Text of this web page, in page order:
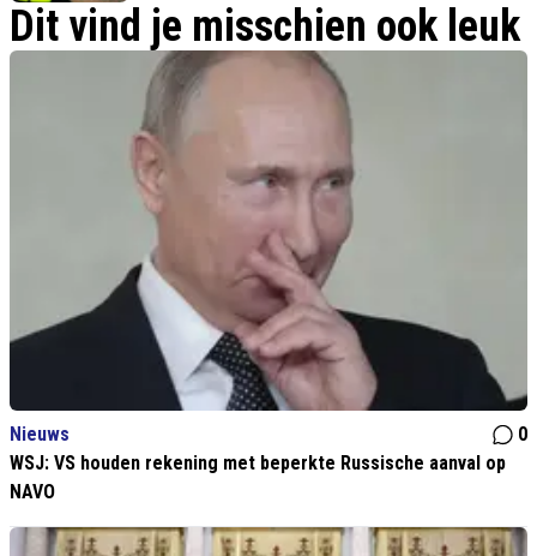
Dit vind je misschien ook leuk
Nieuws
0
WSJ: VS houden rekening met beperkte Russische aanval op
NAVO